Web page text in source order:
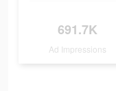
691.7K
Ad Impressions